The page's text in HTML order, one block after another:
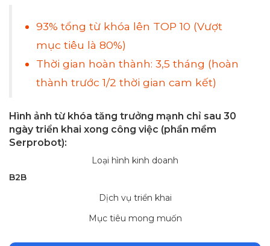
93% tổng từ khóa lên TOP 10 (Vượt
mục tiêu là 80%)
Thời gian hoàn thành: 3,5 tháng (hoàn
thành trước 1/2 thời gian cam kết)
Hình ảnh từ khóa tăng trưởng mạnh chỉ sau 30
ngày triển khai xong công việc (phần mềm
Serprobot):
Loại hình kinh doanh
B2B
Dịch vụ triển khai
Mục tiêu mong muốn